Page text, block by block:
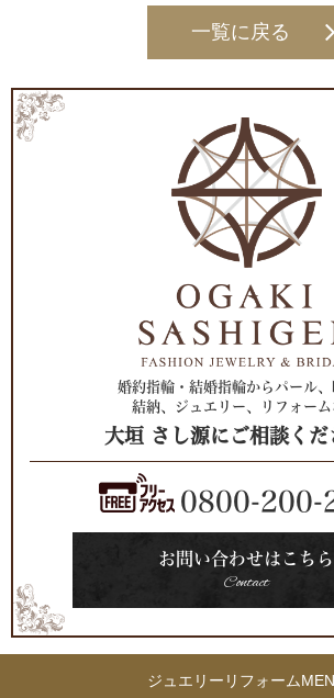
一覧に戻る
婚約指輪・結婚指輪からパール、
結納、ジュエリー、リフォーム
大垣 さし源にご相談くだ
0800-200-
お問い合わせはこちら
Contact
ジュエリーリフォーム